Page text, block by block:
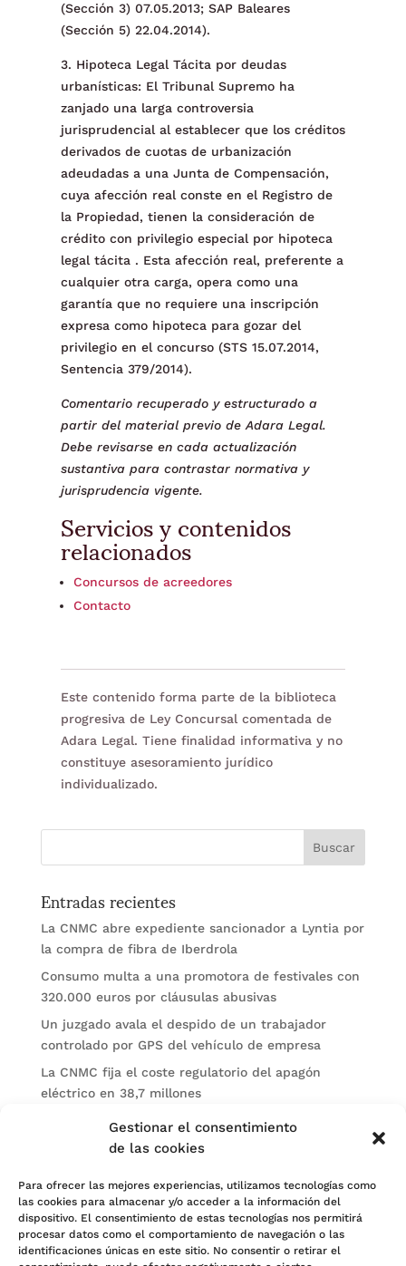
Gestionar el consentimiento
de las cookies
Para ofrecer las mejores experiencias, utilizamos tecnologías como
las cookies para almacenar y/o acceder a la información del
dispositivo. El consentimiento de estas tecnologías nos permitirá
procesar datos como el comportamiento de navegación o las
identificaciones únicas en este sitio. No consentir o retirar el
(Sección 3) 07.05.2013; SAP Baleares
(Sección 5) 22.04.2014).
3. Hipoteca Legal Tácita por deudas
urbanísticas: El Tribunal Supremo ha
zanjado una larga controversia
jurisprudencial al establecer que los créditos
derivados de cuotas de urbanización
adeudadas a una Junta de Compensación,
cuya afección real conste en el Registro de
la Propiedad, tienen la consideración de
crédito con privilegio especial por hipoteca
legal tácita . Esta afección real, preferente a
cualquier otra carga, opera como una
garantía que no requiere una inscripción
expresa como hipoteca para gozar del
privilegio en el concurso (STS 15.07.2014,
Sentencia 379/2014).
Comentario recuperado y estructurado a
partir del material previo de Adara Legal.
Debe revisarse en cada actualización
sustantiva para contrastar normativa y
jurisprudencia vigente.
Servicios y contenidos
relacionados
Concursos de acreedores
Contacto
Este contenido forma parte de la biblioteca
progresiva de Ley Concursal comentada de
Adara Legal. Tiene finalidad informativa y no
constituye asesoramiento jurídico
individualizado.
Entradas recientes
La CNMC abre expediente sancionador a Lyntia por
la compra de fibra de Iberdrola
Consumo multa a una promotora de festivales con
320.000 euros por cláusulas abusivas
Un juzgado avala el despido de un trabajador
controlado por GPS del vehículo de empresa
La CNMC fija el coste regulatorio del apagón
eléctrico en 38,7 millones
El BOE publica sanciones de la CNMV a Soltec y
Categorías
Actualidad
Noticias Jurídicas